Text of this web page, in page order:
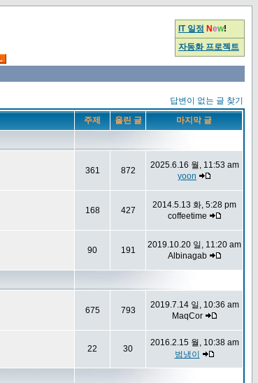
IT 일정 New!
자동화 프로젝트
답변이 없는 글 찾기
주제 올린 글 마지막 글
361 872
2025.6.16 월, 11:53 am
yoon
168 427
2014.5.13 화, 5:28 pm
coffeetime
90 191
2019.10.20 일, 11:20 am
Albinagab
675 793
2019.7.14 일, 10:36 am
MaqCor
22 30
2016.2.15 월, 10:38 am
범냉이